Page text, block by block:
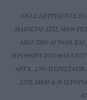
ΕΝΑΣ ΑΚΥΡΗΚΤΟΣ
ΜΑΙΝΕΤΑΙ ΣΤΙΣ ΜΕΘ
ΑΠΟ ΤΗΝ ΑΓΝΟΙΑ
ΠΡΟΘΥΡΑ ΤΟΥ ΘΑΝΑΤΟΥ
ΑΡΓΑ. ΔΥΟ
ΣΤΙΣ ΜΕΘ & Η